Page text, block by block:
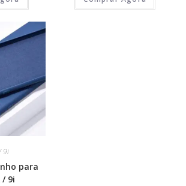
9i
para
/ 9i